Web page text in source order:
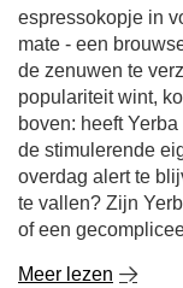
populariteit wint,
boven: heeft
de stimulerende
overdag alert te
te vallen? Zijn
of een
Meer lezen